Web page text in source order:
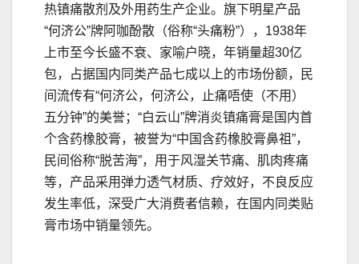
热镇痛散剂及外用药生产企业。旗下明星产品
“何济公”牌阿咖酚散（俗称“头痛粉”），1938年
上市至今长盛不衰、家喻户晓，年销量超30亿
包，占据国内同类产品七成以上的市场份额，民
间流传有“何济公，何济公，止痛唔使（不用）
五分钟”的美誉；“白云山”牌消炎镇痛膏是国内首
个含药橡胶膏，被誉为“中国含药橡胶膏鼻祖”，
民间俗称“脱苦海”，用于风湿关节痛、肌肉疼痛
等，产品采用弹力透气材质、疗效好，不良反应
发生率低，深受广大消费者信赖，在国内同类贴
膏市场中销量领先。